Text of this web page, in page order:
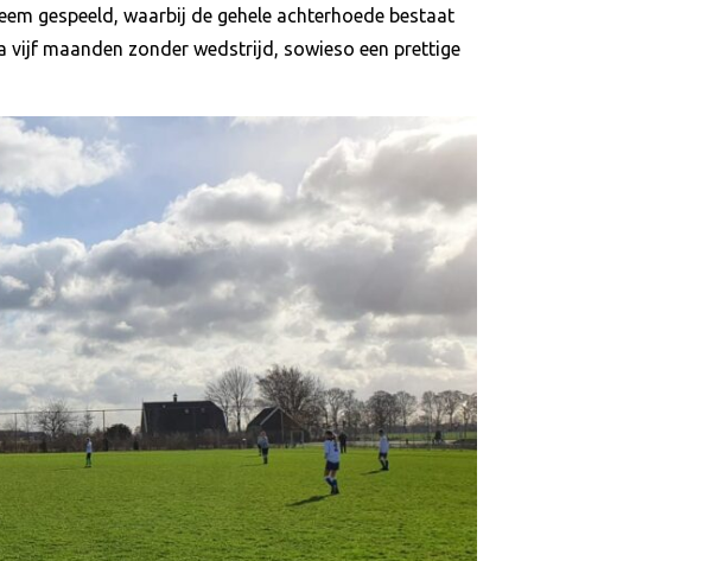
gespeeld, waarbij de gehele achterhoede bestaat
vijf maanden zonder wedstrijd, sowieso een prettige